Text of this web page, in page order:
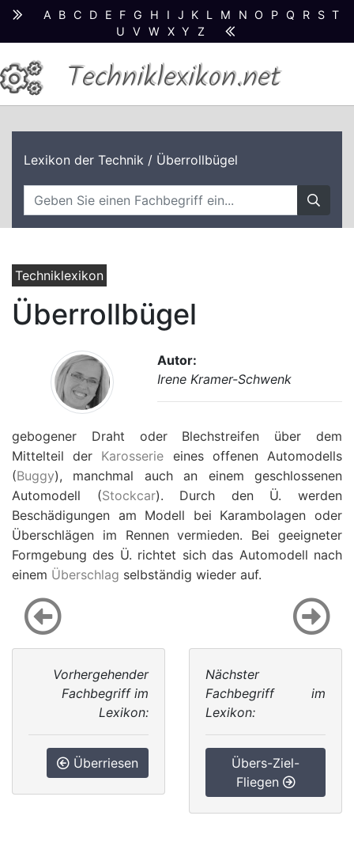
A B C D E F G H I J K L M N O P Q R S T
U
V W X Y Z
Techniklexikon.net
Lexikon der Technik / Überrollbügel
Techniklexikon
Überrollbügel
Autor:
Irene Kramer-Schwenk
gebogener Draht oder Blechstreifen über dem
Mittelteil der Karosserie eines offenen Automodells
(Buggy), manchmal auch an einem geschlossenen
Automodell (Stockcar). Durch den Ü. werden
Beschädigungen am Modell bei Karambolagen oder
Überschlägen im Rennen vermieden. Bei geeigneter
Formgebung des Ü. richtet sich das Automodell nach
einem Überschlag selbständig wieder auf.
Vorhergehender
Fachbegriff im
Lexikon:
Überriesen
Nächster
Fachbegriff im
Lexikon:
Übers-Ziel-
Fliegen